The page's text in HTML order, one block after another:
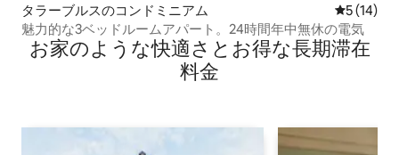
タラーブルスのコンドミニアム レビュー
5 (14)
魅力的な3ベッドルームアパート。24時間年中無休の電気
お家のような快⁠適⁠さ⁠とお⁠得⁠な長⁠期⁠滞⁠在
料⁠金